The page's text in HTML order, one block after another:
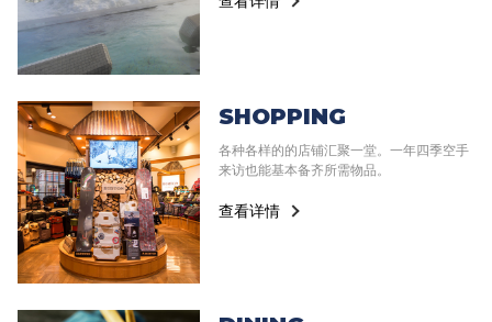
SHOPPING
各种各样的的店铺汇聚一堂。一年四季空手
来访也能基本备齐所需物品。
查看详情